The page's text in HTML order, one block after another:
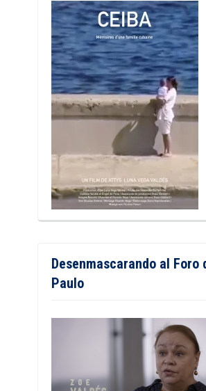
Desenmascarando al Foro
Paulo